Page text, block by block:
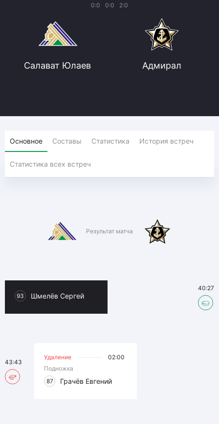
Салават Юлаев
0:0 0:0 2:0
Адмирал
Основное Составы Статистика История встреч
Статистика всех встреч
Результат матча
93 Шмелёв Сергей
40:27
Удаление
02:00
Подножка
87
Грачёв Евгений
43:43